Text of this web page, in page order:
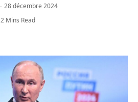
28 décembre 2024
2 Mins Read